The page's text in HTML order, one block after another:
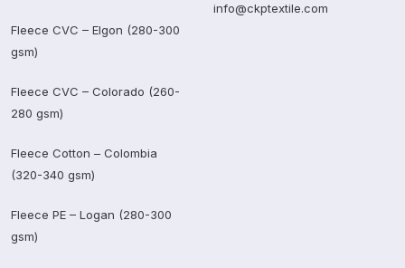
Fleece CVC – Elgon (280-300
gsm)
Fleece CVC – Colorado (260-
280 gsm)
Fleece Cotton – Colombia
(320-340 gsm)
Fleece PE – Logan (280-300
gsm)
info@ckptextile.com